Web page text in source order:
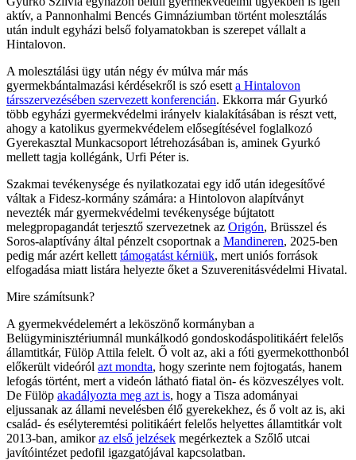
aktív, a Pannonhalmi Bencés Gimnáziumban történt molesztálás
után indult egyházi belső folyamatokban is szerepet vállalt a
Hintalovon.
A molesztálási ügy után négy év múlva már más
gyermekbántalmazási kérdésekről is szó esett a Hintalovon
társszervezésében szervezett konferencián. Ekkorra már Gyurkó
több egyházi gyermekvédelmi irányelv kialakításában is részt vett,
ahogy a katolikus gyermekvédelem elősegítésével foglalkozó
Gyerekasztal Munkacsoport létrehozásában is, aminek Gyurkó
mellett tagja kollégánk, Urfi Péter is.
Szakmai tevékenysége és nyilatkozatai egy idő után idegesítővé
váltak a Fidesz-kormány számára: a Hintolovon alapítványt
nevezték már gyermekvédelmi tevékenysége bújtatott
melegpropagandát terjesztő szervezetnek az Origón, Brüsszel és
Soros-alaptívány által pénzelt csoportnak a Mandineren, 2025-ben
pedig már azért kellett támogatást kérniük, mert uniós források
elfogadása miatt listára helyezte őket a Szuverenitásvédelmi Hivatal.
Mire számítsunk?
A gyermekvédelemért a leköszönő kormányban a
Belügyminisztériumnál munkálkodó gondoskodáspolitikáért felelős
államtitkár, Fülöp Attila felelt. Ő volt az, aki a fóti gyermekotthonból
előkerült videóról azt mondta, hogy szerinte nem fojtogatás, hanem
lefogás történt, mert a videón látható fiatal ön- és közveszélyes volt.
De Fülöp akadályozta meg azt is, hogy a Tisza adományai
eljussanak az állami nevelésben élő gyerekekhez, és ő volt az is, aki
család- és esélyteremtési politikáért felelős helyettes államtitkár volt
2013-ban, amikoraz első jelzések megérkeztek a Szőlő utcai
javítóintézet pedofil igazgatójával kapcsolatban.